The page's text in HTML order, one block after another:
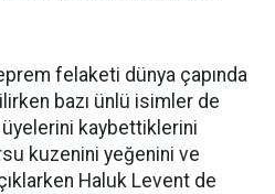
felaketi dünya çapında
bazı ünlü isimler de
kaybettiklerini
kuzenini yeğenini ve
Haluk Levent de